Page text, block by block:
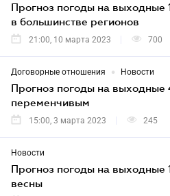
Прогноз погоды на выходные
в большинстве регионов
21:00, 10 марта 2023 700
Договорные отношения • Новости
Прогноз погоды на выходные
переменчивым
15:00, 3 марта 2023 245
Новости
Прогноз погоды на выходные
весны